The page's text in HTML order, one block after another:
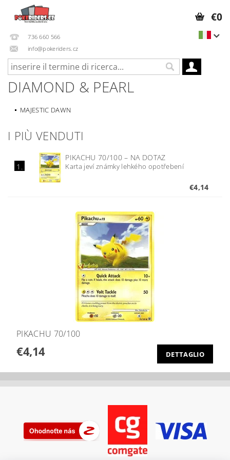
736 660 566
info@pokeriders.cz
€0
DIAMOND & PEARL
MAJESTIC DAWN
I PIÙ VENDUTI
1.
PIKACHU 70/100– NA DOTAZ
Karta jeví známky lehkého opotřebení
€4,14
PIKACHU 70/100
€4,14 DETTAGLIO